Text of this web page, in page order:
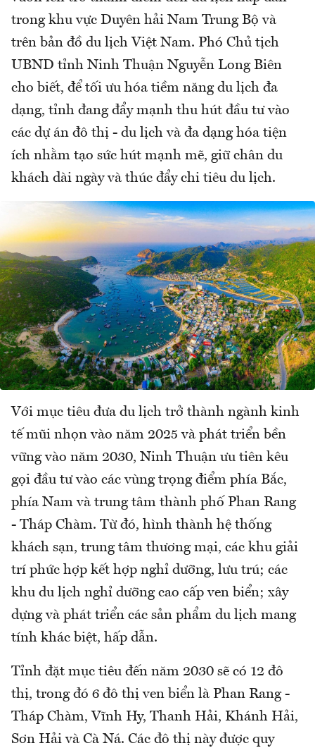
trong khu vực Duyên hải Nam Trung Bộ và
trên bản đồ du lịch Việt Nam. Phó Chủ tịch
UBND tỉnh Ninh Thuận Nguyễn Long Biên
cho biết, để tối ưu hóa tiềm năng du lịch đa
dạng, tỉnh đang đẩy mạnh thu hút đầu tư vào
các dự án đô thị - du lịch và đa dạng hóa tiện
ích nhằm tạo sức hút mạnh mẽ, giữ chân du
khách dài ngày và thúc đẩy chi tiêu du lịch.
Với mục tiêu đưa du lịch trở thành ngành kinh
tế mũi nhọn vào năm 2025 và phát triển bền
vững vào năm 2030, Ninh Thuận ưu tiên kêu
gọi đầu tư vào các vùng trọng điểm phía Bắc,
phía Nam và trung tâm thành phố Phan Rang
- Tháp Chàm. Từ đó, hình thành hệ thống
khách sạn, trung tâm thương mại, các khu giải
trí phức hợp kết hợp nghỉ dưỡng, lưu trú; các
khu du lịch nghỉ dưỡng cao cấp ven biển; xây
dựng và phát triển các sản phẩm du lịch mang
tính khác biệt, hấp dẫn.
Tỉnh đặt mục tiêu đến năm 2030 sẽ có 12 đô
thị, trong đó 6 đô thị ven biển là Phan Rang -
Tháp Chàm, Vĩnh Hy, Thanh Hải, Khánh Hải,
Sơn Hải và Cà Ná. Các đô thị này được quy